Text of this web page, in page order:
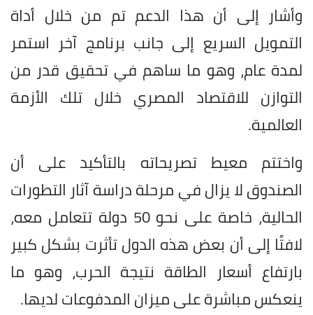
وأشار إلى أن هذا الدعم تم من خلال أداة
التمويل السريع إلى جانب برنامج آخر استمر
لمدة عام، وهو ما ساهم في تحقيق قدر من
التوازن للاقتصاد المصري خلال تلك الأزمة
العالمية.
واختتم معيط تصريحاته بالتأكيد على أن
الصندوق لا يزال في مرحلة دراسة آثار التطورات
الحالية، خاصة على نحو 50 دولة تتعامل معه،
لافتًا إلى أن بعض هذه الدول تأثرت بشكل كبير
بارتفاع أسعار الطاقة نتيجة الحرب، وهو ما
ينعكس مباشرة على ميزان المدفوعات لديها.